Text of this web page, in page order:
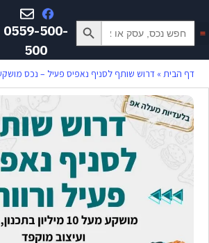
0559-500-
500
Search
for:
Search Button
דף הבית» דרוש שותף לסניף נאפיס פעיל – נכס מושקע